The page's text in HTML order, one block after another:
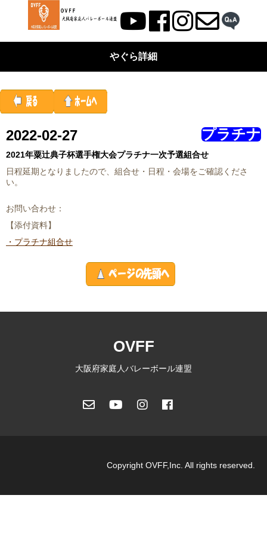
やぐら詳細
2022-02-27 プラチナ
2021年粟辻󠄀典子杯選手権大会プラチナ一次予選組合せ
日程延期となりましたので、組合せ・日程・会場をご確認くださ
い。
お問い合わせ：
【添付資料】
・プラチナ組合せ
OVFF
大阪府家庭人バレーボール連盟
Copyright OVFF,Inc. All rights reserved.